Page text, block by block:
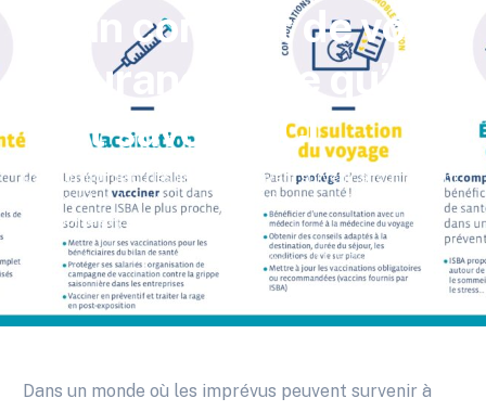
Bilan complet de vos
assurances : ce qu’il
faut savoir – ICI
Dans un monde où les imprévus peuvent survenir à tout moment,
faire un bilan d’assurance est essentiel pour protéger son
patrimoine et […]
Mathilde Morin Avril 12, 2026 Actualités 4 Min Read
Dans un monde où les imprévus peuvent survenir à